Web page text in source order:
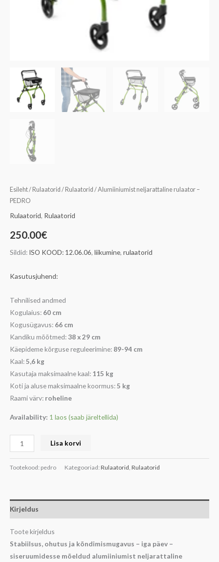
Esileht/ Rulaatorid / Rulaatorid / Alumiiniumist neljarattaline rulaator –
PEDRO
Rulaatorid, Rulaatorid
250.00€
Sildid: ISO KOOD: 12.06.06, liikumine, rulaatorid
Kasutusjuhend:
Tehnilised andmed
Kogulaius: 60 cm
Kogusügavus: 66 cm
Kandiku mõõtmed: 38 x 29 cm
Käepideme kõrguse reguleerimine: 89-94 cm
Kaal:5,6 kg
Kasutaja maksimaalne kaal: 115 kg
Koti ja aluse maksimaalne koormus:5 kg
Raami värv: roheline
Availability: 1 laos (saab järeltellida)
Lisa korvi
Tootekood: pedro Kategooriad: Rulaatorid Rulaatorid
Kirjeldus
Toote kirjeldus
Stabiilsus, ohutus ja kõndimismugavus – iga päev –
siseruumidesse mõeldud alumiiniumist neljarattaline